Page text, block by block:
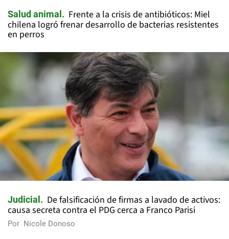
Salud animal
Frente a la crisis de antibióticos: Miel
chilena logró frenar desarrollo de bacterias resistentes
en perros
Judicial
De falsificación de firmas a lavado de activos:
causa secreta contra el PDG cerca a Franco Parisi
Por Nicole Donoso